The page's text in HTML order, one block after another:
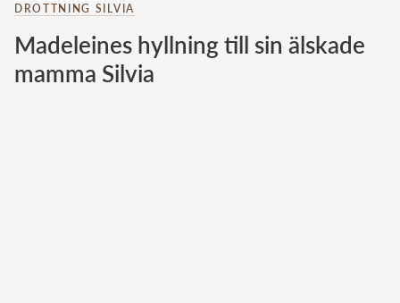
Norska kungahuset
Danska kungahuset
DROTTNING SILVIA
Madeleines hyllning till sin älskade
mamma Silvia